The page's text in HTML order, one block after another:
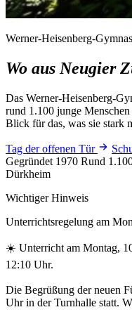
Werner-Heisenberg-
Wo aus Neugier
Das Werner-Heisenberg-
rund 1.100 junge
Blick für das, was sie stark
Tag der offenen Tür
Gegründet 1970 Rund
Dürkheim
Wichtiger Hinweis
Unterrichtsregelung am
☀️ Unterricht am Montag,
12:10 Uhr.
Die Begrüßung der neuen
Uhr in der Turnhalle statt.